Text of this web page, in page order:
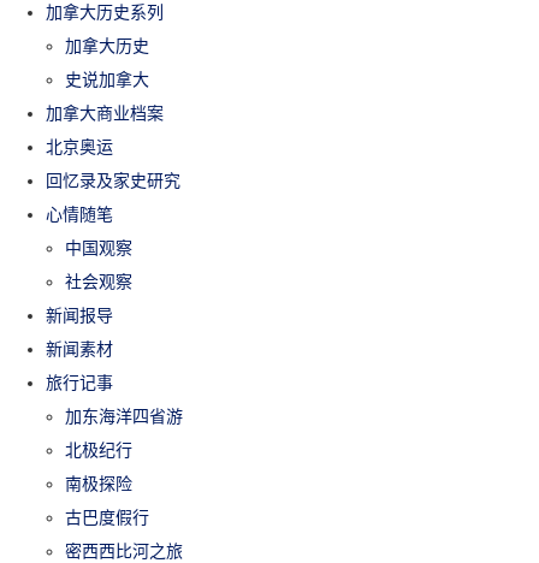
加拿大历史系列
加拿大历史
史说加拿大
加拿大商业档案
北京奥运
回忆录及家史研究
心情随笔
中国观察
社会观察
新闻报导
新闻素材
旅行记事
加东海洋四省游
北极纪行
南极探险
古巴度假行
密西西比河之旅